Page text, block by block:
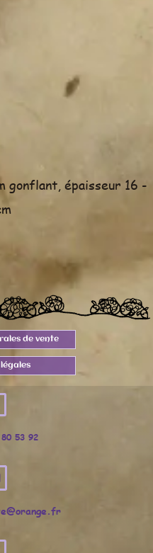
gonflant, épaisseur 16 -
de vente
53 92